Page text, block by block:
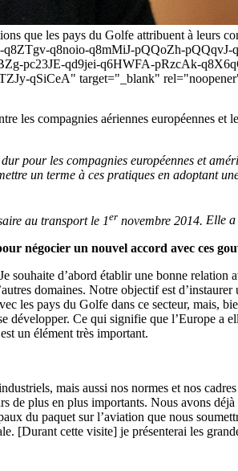
que les pays du Golfe attribuent à leurs
q8noio-q8mMiJ-pQQoZh-
pc23JE-qd9jei-q6HWFA-pRzcAk-
qSiCeA" target="_blank"
les compagnies aériennes européennes
pour les compagnies européennes et
un terme à ces pratiques en adoptant
au transport le 1er novembre 2014. Elle a
négocier un nouvel accord avec ces
souhaite d’abord établir une bonne
domaines. Notre objectif est
les pays du Golfe dans ce secteur, mais,
Ce qui signifie que l’Europe a
un élément très important.
mais aussi nos normes et nos
de plus en plus importants. Nous avons
du paquet sur l’aviation que nous
[Durant cette visite] je présenterai les